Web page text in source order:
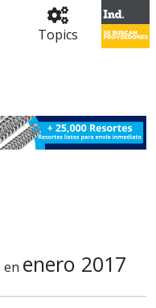
Topics
en enero 2017